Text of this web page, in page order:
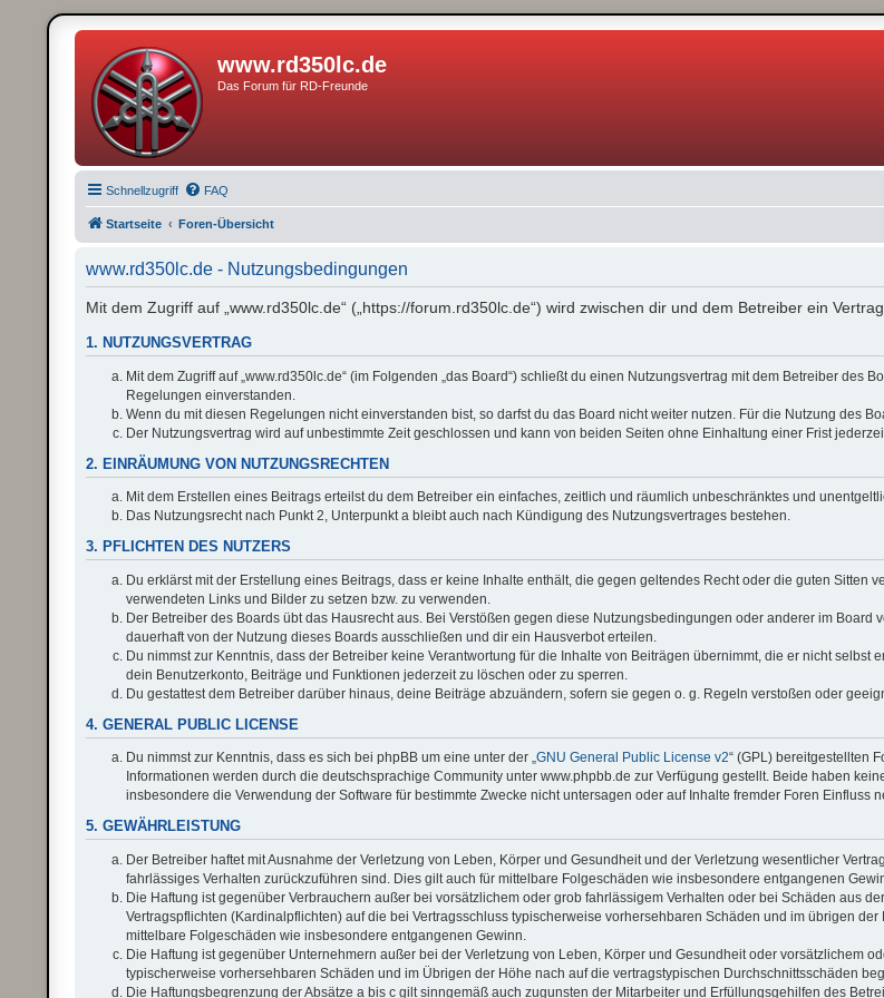
www.rd350lc.de
Das Forum für RD-Freunde
Schnellzugriff FAQ
Startseite Foren-Übersicht
www.rd350lc.de - Nutzungsbedingungen
Mit dem Zugriff auf „www.rd350lc.de“ („https://forum.rd350lc.de“) wird zwischen dir und dem Betreiber ein
1. NUTZUNGSVERTRAG
Mit dem Zugriff auf „www.rd350lc.de“ (im Folgenden „das Board“) schließt du einen Nutzungsvertrag mit dem Betreiber des
Regelungen einverstanden.
Wenn du mit diesen Regelungen nicht einverstanden bist, so darfst du das Board nicht weiter nutzen. Für die Nutzung des
Der Nutzungsvertrag wird auf unbestimmte Zeit geschlossen und kann von beiden Seiten ohne Einhaltung einer Frist
2. EINRÄUMUNG VON NUTZUNGSRECHTEN
Mit dem Erstellen eines Beitrags erteilst du dem Betreiber ein einfaches, zeitlich und räumlich unbeschränktes und
Das Nutzungsrecht nach Punkt 2, Unterpunkt a bleibt auch nach Kündigung des Nutzungsvertrages bestehen.
3. PFLICHTEN DES NUTZERS
Du erklärst mit der Erstellung eines Beitrags, dass er keine Inhalte enthält, die gegen geltendes Recht oder die guten Sitten
verwendeten Links und Bilder zu setzen bzw. zu verwenden.
Der Betreiber des Boards übt das Hausrecht aus. Bei Verstößen gegen diese Nutzungsbedingungen oder anderer im
dauerhaft von der Nutzung dieses Boards ausschließen und dir ein Hausverbot erteilen.
Du nimmst zur Kenntnis, dass der Betreiber keine Verantwortung für die Inhalte von Beiträgen übernimmt, die er nicht selbst
dein Benutzerkonto, Beiträge und Funktionen jederzeit zu löschen oder zu sperren.
Du gestattest dem Betreiber darüber hinaus, deine Beiträge abzuändern, sofern sie gegen o. g. Regeln verstoßen oder
4. GENERAL PUBLIC LICENSE
Du nimmst zur Kenntnis, dass es sich bei phpBB um eine unter der „GNU General Public License v2“ (GPL) bereitgestellten
Informationen werden durch die deutschsprachige Community unter www.phpbb.de zur Verfügung gestellt. Beide haben
insbesondere die Verwendung der Software für bestimmte Zwecke nicht untersagen oder auf Inhalte fremder Foren Einfluss
5. GEWÄHRLEISTUNG
Der Betreiber haftet mit Ausnahme der Verletzung von Leben, Körper und Gesundheit und der Verletzung wesentlicher
fahrlässiges Verhalten zurückzuführen sind. Dies gilt auch für mittelbare Folgeschäden wie insbesondere entgangenen
Die Haftung ist gegenüber Verbrauchern außer bei vorsätzlichem oder grob fahrlässigem Verhalten oder bei Schäden aus
Vertragspflichten (Kardinalpflichten) auf die bei Vertragsschluss typischerweise vorhersehbaren Schäden und im übrigen
mittelbare Folgeschäden wie insbesondere entgangenen Gewinn.
Die Haftung ist gegenüber Unternehmern außer bei der Verletzung von Leben, Körper und Gesundheit oder vorsätzlichem
typischerweise vorhersehbaren Schäden und im Übrigen der Höhe nach auf die vertragstypischen Durchschnittsschäden
Die Haftungsbegrenzung der Absätze a bis c gilt sinngemäß auch zugunsten der Mitarbeiter und Erfüllungsgehilfen des